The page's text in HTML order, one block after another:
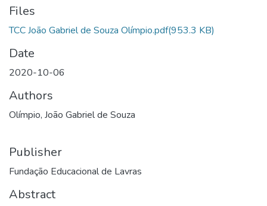
Files
TCC João Gabriel de Souza Olímpio.pdf(953.3 KB)
Date
2020-10-06
Authors
Olímpio, João Gabriel de Souza
Publisher
Fundação Educacional de Lavras
Abstract